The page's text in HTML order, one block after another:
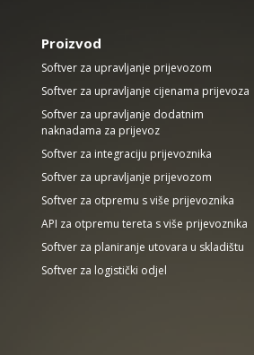
Proizvod
Softver za upravljanje prijevozom
Softver za upravljanje cijenama prijevoza
Softver za upravljanje dodatnim
naknadama za prijevoz
Softver za integraciju prijevoznika
Softver za upravljanje prijevozom
Softver za otpremu s više prijevoznika
API za otpremu tereta s više prijevoznika
Softver za planiranje utovara u skladištu
Softver za logistički odjel